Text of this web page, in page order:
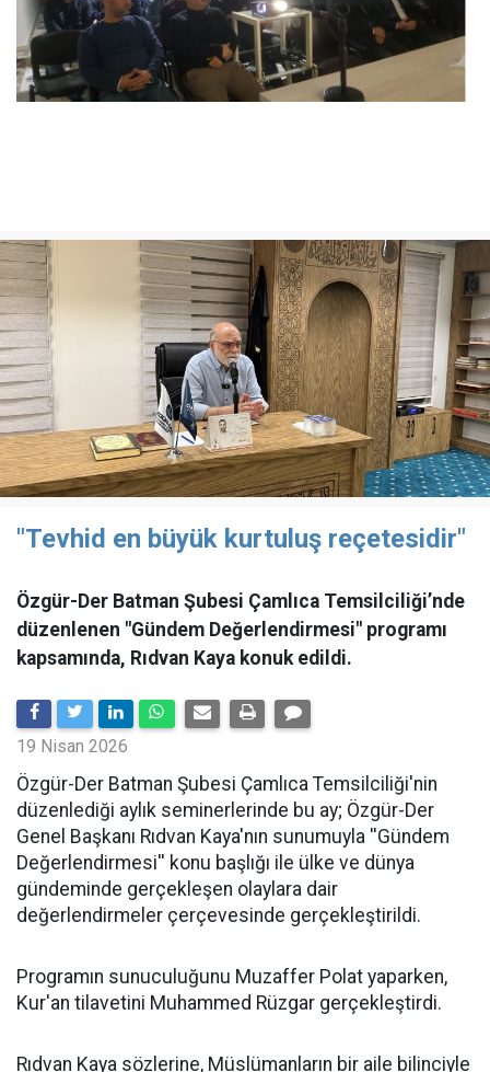
"Tevhid en büyük kurtuluş reçetesidir"
Özgür-Der Batman Şubesi Çamlıca Temsilciliği’nde
düzenlenen "Gündem Değerlendirmesi" programı
kapsamında, Rıdvan Kaya konuk edildi.
19 Nisan 2026
​Özgür-Der Batman Şubesi Çamlıca Temsilciliği'nin
düzenlediği aylık seminerlerinde bu ay; Özgür-Der
Genel Başkanı Rıdvan Kaya'nın sunumuyla ''Gündem
Değerlendirmesi'' konu başlığı ile ülke ve dünya
gündeminde gerçekleşen olaylara dair
değerlendirmeler çerçevesinde gerçekleştirildi.
Programın sunuculuğunu Muzaffer Polat yaparken,
Kur'an tilavetini Muhammed Rüzgar gerçekleştirdi.
Rıdvan Kaya sözlerine, Müslümanların bir aile bilinciyle